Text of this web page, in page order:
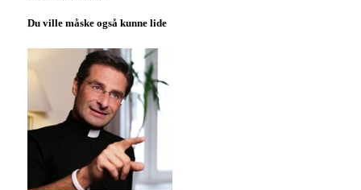
Du ville måske også kunne lide